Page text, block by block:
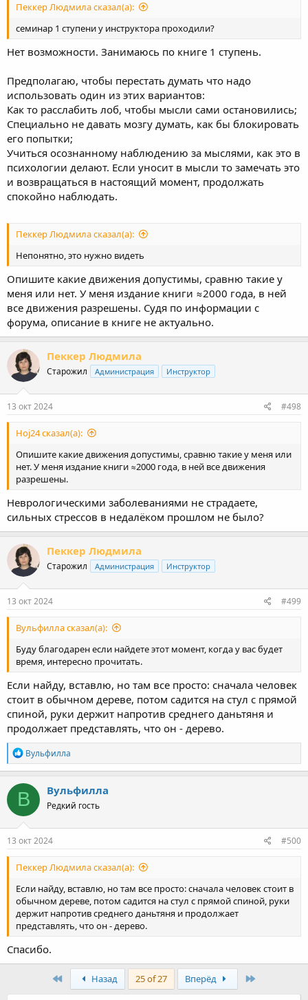
Пеккер Людмила сказал(а):
семинар 1 ступени у инструктора проходили?
Нет возможности. Занимаюсь по книге 1 ступень.
Предполагаю, чтобы перестать думать что надо
использовать один из этих вариантов:
Как то расслабить лоб, чтобы мысли сами остановились;
Специально не давать мозгу думать, как бы блокировать
его попытки;
Учиться осознанному наблюдению за мыслями, как это в
психологии делают. Если уносит в мысли то замечать это
и возвращаться в настоящий момент, продолжать
спокойно наблюдать.
Пеккер Людмила сказал(а):
Непонятно, это нужно видеть
Опишите какие движения допустимы, сравню такие у
меня или нет. У меня издание книги ≈2000 года, в ней
все движения разрешены. Судя по информации с
форума, описание в книге не актуально.
Пеккер Людмила
Старожил Администрация Инструктор
13 окт 2024 #498
Hoj24 сказал(а):
Опишите какие движения допустимы, сравню такие у меня или
нет. У меня издание книги ≈2000 года, в ней все движения
разрешены.
Неврологическими заболеваниями не страдаете,
сильных стрессов в недалёком прошлом не было?
Пеккер Людмила
Старожил Администрация Инструктор
13 окт 2024 #499
Вульфилла сказал(а):
Буду благодарен если найдете этот момент, когда у вас будет
время, интересно прочитать.
Если найду, вставлю, но там все просто: сначала человек
стоит в обычном дереве, потом садится на стул с прямой
спиной, руки держит напротив среднего даньтяня и
продолжает представлять, что он - дерево.
R
e
a
c
t
i
o
n
s
Вульфилла
В Вульфилла
Редкий гость
13 окт 2024 #500
Пеккер Людмила сказал(а):
Если найду, вставлю, но там все просто: сначала человек стоит в
обычном дереве, потом садится на стул с прямой спиной, руки
держит напротив среднего даньтяня и продолжает
представлять, что он - дерево.
Спасибо.
Назад 25 of 27 Вперёд